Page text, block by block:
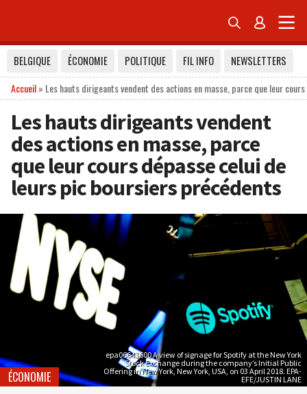
 
BELGIQUE ÉCONOMIE POLITIQUE FIL INFO
NEWSLETTERS
Accueil» Les hauts dirigeants vendent des actions en masse, parce que leur
Les hauts dirigeants vendent
des actions en masse, parce
que leur cours dépasse celui de
leurs pic boursiers précédents
epa06643600 A view of signage for Spotify at the New York
Stock Exchange during the company’s Initial Public
Offering in New York, New York, USA, on 03 April 2018. EPA-
EFE/JUSTIN LANE
ÉCONOMIE